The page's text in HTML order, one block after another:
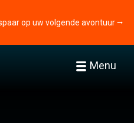
op uw volgende avontuur ⭢
Menu